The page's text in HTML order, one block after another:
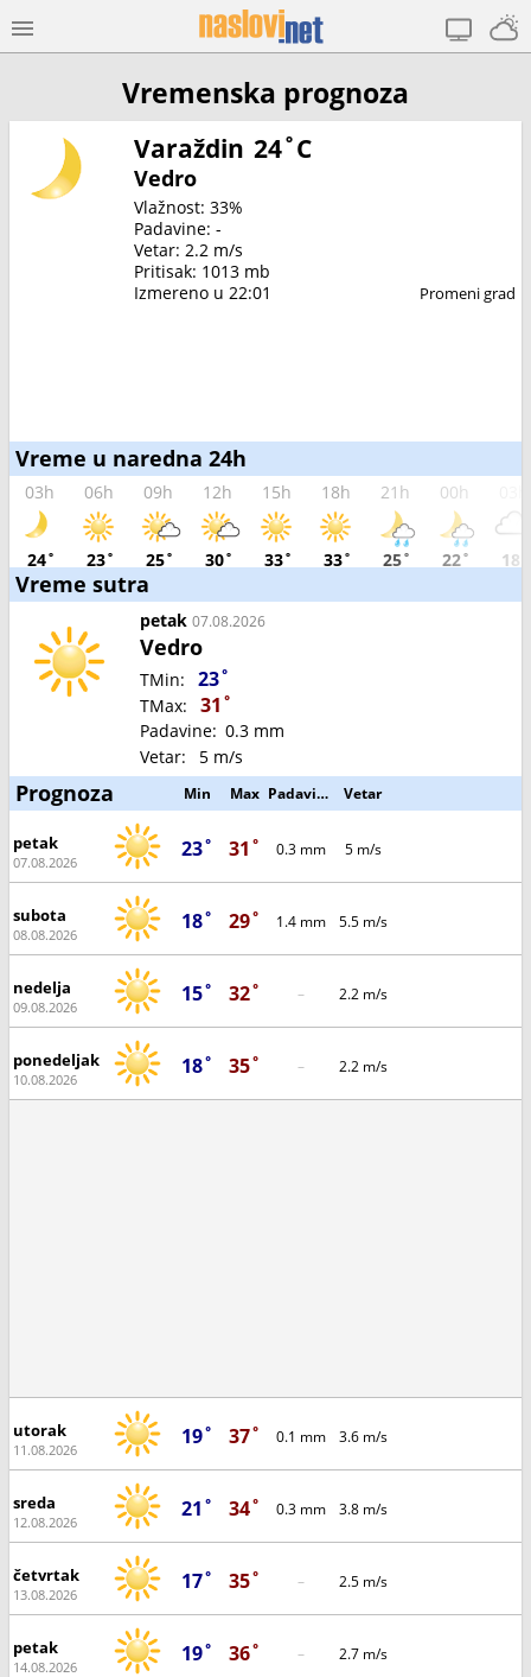
Vremenska prognoza
Varaždin 24˚C
Vedro
Vlažnost: 33%
Padavine: -
Vetar: 2.2 m/s
Pritisak: 1013 mb
Izmereno u 22:01
Promeni grad
Vreme u naredna 24h
03h
24˚
06h
23˚
09h
25˚
12h
30˚
15h
33˚
18h
33˚
21h
25˚
00h
22˚ 18˚
Vreme sutra
petak 07.08.2026
Vedro
TMin: 23˚
TMax: 31˚
Padavine: 0.3 mm
Vetar:
5 m/s
Prognoza Min Max Padavine Vetar
petak
07.08.2026
23˚ 31˚ 0.3 mm 5 m/s
subota
08.08.2026
18˚ 29˚ 1.4 mm 5.5 m/s
nedelja
09.08.2026
15˚ 32˚ – 2.2 m/s
ponedeljak
10.08.2026
18˚ 35˚ – 2.2 m/s
utorak
11.08.2026
19˚ 37˚ 0.1 mm 3.6 m/s
sreda
12.08.2026
21˚ 34˚ 0.3 mm 3.8 m/s
četvrtak
13.08.2026
17˚ 35˚ – 2.5 m/s
petak
14.08.2026
19˚ 36˚ – 2.7 m/s